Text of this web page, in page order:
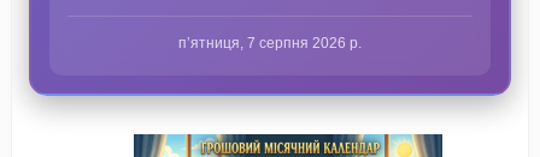
пʼятниця, 7 серпня 2026 р.